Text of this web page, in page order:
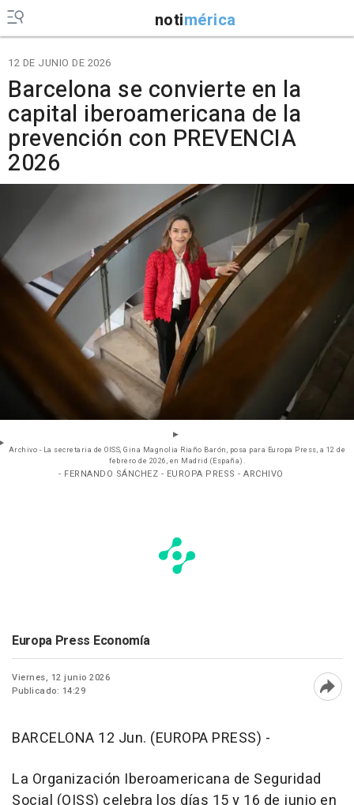
notimérica
12 DE JUNIO DE 2026
Barcelona se convierte en la
capital iberoamericana de la
prevención con PREVENCIA
2026
Archivo - La secretaria de OISS, Gina Magnolia Riaño Barón, posa para Europa Press, a 12 de
febrero de 2026, en Madrid (España).
- FERNANDO SÁNCHEZ - EUROPA PRESS - ARCHIVO
Europa Press Economía
Viernes, 12 junio 2026
Publicado: 14:29
BARCELONA 12 Jun. (EUROPA PRESS) -
La Organización Iberoamericana de Seguridad